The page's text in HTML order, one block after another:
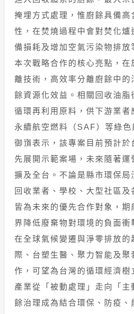
掩埋方式處理，惟廚餘具備高
性，在焚燒過程中會對焚化爐
備損耗及增加空氣污染物排放
本次戰略合作的核心亮點，在
離技術，高效率分離廚餘中的
餘資源化效益。相關回收油脂
循環再利用原料，供下游業者
永續航空燃料（SAF）等綠色
御嵿表示，該專案目前預計於
先展開示範案場，未來隨著運
擴及全台。不論是縣市環保局
回收業者、學校、大型社區及
皆為未來的優先合作對象，期
界降低廢棄物對環境的負面衝
在全球氣候變遷與淨零排放的
際、台塑生醫、聚力智能及聚
作，可望為台灣的循環經濟樹
產業從「被動處理」走向「主
餘治理成為結合環保、防疫、